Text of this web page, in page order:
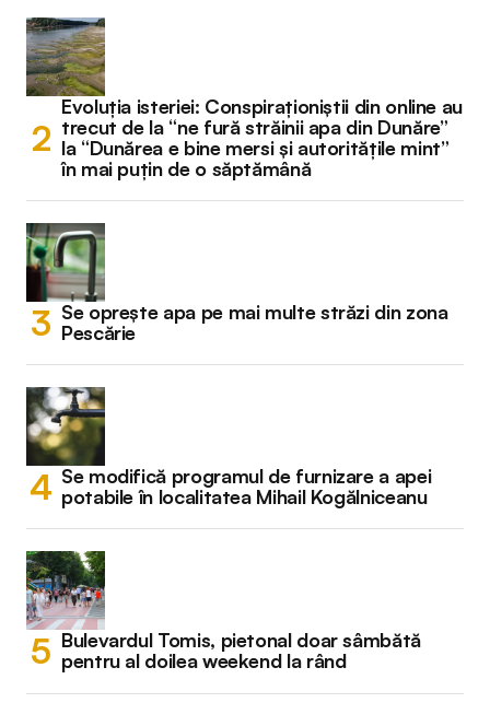
Evoluția isteriei: Conspiraționiștii din online au
trecut de la “ne fură străinii apa din Dunăre”
la “Dunărea e bine mersi și autoritățile mint”
în mai puțin de o săptămână
Se oprește apa pe mai multe străzi din zona
Pescărie
Se modifică programul de furnizare a apei
potabile în localitatea Mihail Kogălniceanu
Bulevardul Tomis, pietonal doar sâmbătă
pentru al doilea weekend la rând